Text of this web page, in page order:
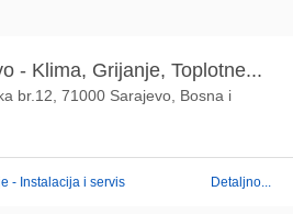
- Klima, Grijanje, Toplotne...
br.12, 71000 Sarajevo, Bosna i
- Instalacija i servis Detaljno...